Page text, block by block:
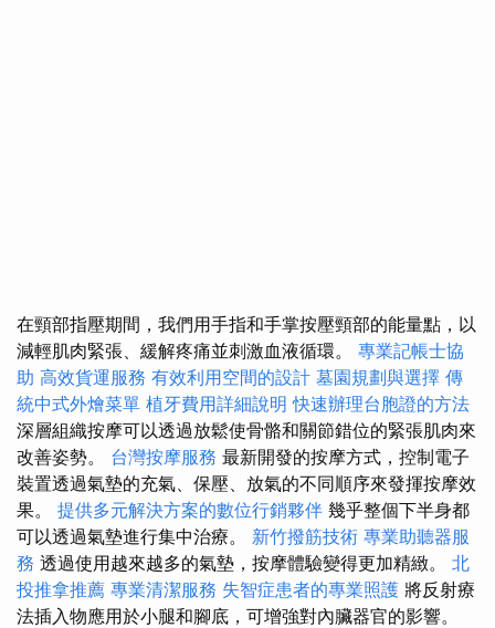
在頸部指壓期間，我們用手指和手掌按壓頸部的能量點，以
減輕肌肉緊張、緩解疼痛並刺激血液循環。 專業記帳士協
助 高效貨運服務 有效利用空間的設計 墓園規劃與選擇 傳
統中式外燴菜單 植牙費用詳細說明 快速辦理台胞證的方法
深層組織按摩可以透過放鬆使骨骼和關節錯位的緊張肌肉來
改善姿勢。 台灣按摩服務 最新開發的按摩方式，控制電子
裝置透過氣墊的充氣、保壓、放氣的不同順序來發揮按摩效
果。 提供多元解決方案的數位行銷夥伴 幾乎整個下半身都
可以透過氣墊進行集中治療。 新竹撥筋技術 專業助聽器服
務 透過使用越來越多的氣墊，按摩體驗變得更加精緻。 北
投推拿推薦 專業清潔服務 失智症患者的專業照護 將反射療
法插入物應用於小腿和腳底，可增強對內臟器官的影響。